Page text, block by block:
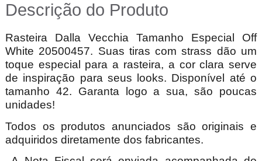
Descrição do Produto
Rasteira Dalla Vecchia Tamanho Especial Off
White 20500457. Suas tiras com strass dão um
toque especial para a rasteira, a cor clara serve
de inspiração para seus looks. Disponível até o
tamanho 42. Garanta logo a sua, são poucas
unidades!
Todos os produtos anunciados são originais e
adquiridos diretamente dos fabricantes.